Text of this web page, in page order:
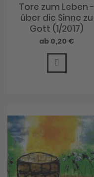
Tore zum Leben -
über die Sinne zu
Gott (1/2017)
0,20 €